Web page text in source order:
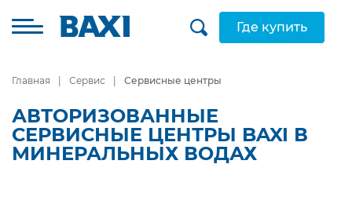
Где купить
Главная Сервис Сервисные центры
АВТОРИЗОВАННЫЕ
СЕРВИСНЫЕ ЦЕНТРЫ BAXI В
МИНЕРАЛЬНЫХ ВОДАХ